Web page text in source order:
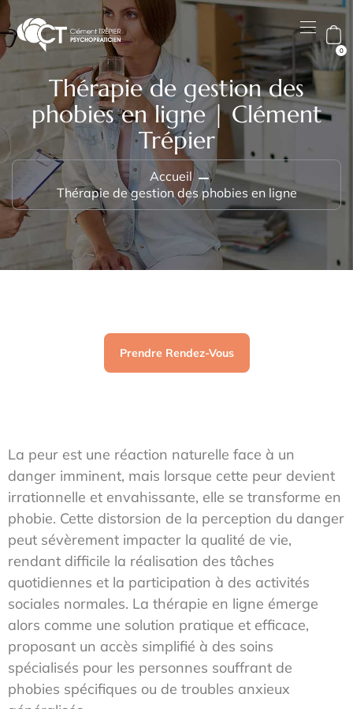
0
Thérapie de gestion des
phobies en ligne | Clément
Trépier
Accueil
Thérapie de gestion des phobies en ligne
Prendre Rendez-Vous
La peur est une réaction naturelle face à un
danger imminent, mais lorsque cette peur devient
irrationnelle et envahissante, elle se transforme en
phobie. Cette distorsion de la perception du danger
peut sévèrement impacter la qualité de vie,
rendant difficile la réalisation des tâches
quotidiennes et la participation à des activités
sociales normales. La thérapie en ligne émerge
alors comme une solution pratique et efficace,
proposant un accès simplifié à des soins
spécialisés pour les personnes souffrant de
phobies spécifiques ou de troubles anxieux